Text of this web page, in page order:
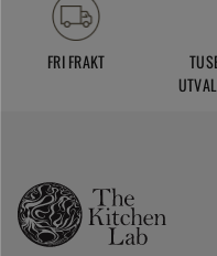
FRI FRAKT